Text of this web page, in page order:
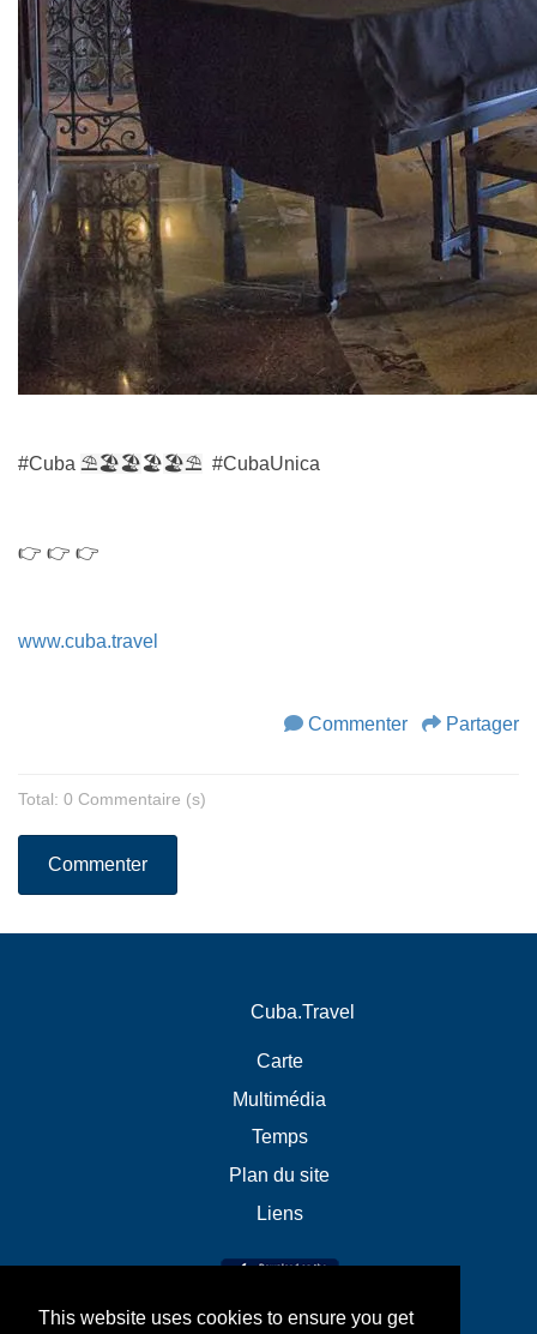
This website uses cookies to ensure you get
#Cuba ⛱🏖️🏖🏖️🏖️⛱ #CubaUnica
👉 👉 👉
www.cuba.travel
Commenter Partager
Total: 0 Commentaire (s)
Commenter
Cuba.Travel
Carte
Multimédia
Temps
Plan du site
Liens